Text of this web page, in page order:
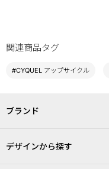
関連商品タグ
#CYQUEL アップサイクル
ブランド
デザインから探す